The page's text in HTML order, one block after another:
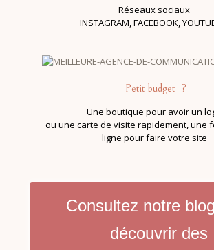
Réseaux sociaux
INSTAGRAM, FACEBOOK,
Petit budget ?
Une boutique pour avoir un
ou une carte de visite rapidement, une
ligne pour faire votre site
Consultez notre
découvrir des